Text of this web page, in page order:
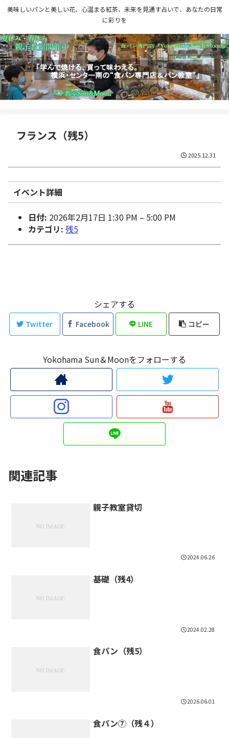
美味しいパンと美しい花、心温まる紅茶、未来を見通す占いで、あなたの日常
に彩りを
フランス（残5）
2025.12.31
イベント詳細
日付: 2026年2月17日 1:30 PM – 5:00 PM
カテゴリ: 残5
シェアする
Twitter Facebook LINE コピー
Yokohama Sun＆Moonをフォローする
関連記事
親子教室貸切
2024.06.26
基礎（残4）
2024.02.28
食パン（残5）
2026.06.01
食パン⑦（残４）